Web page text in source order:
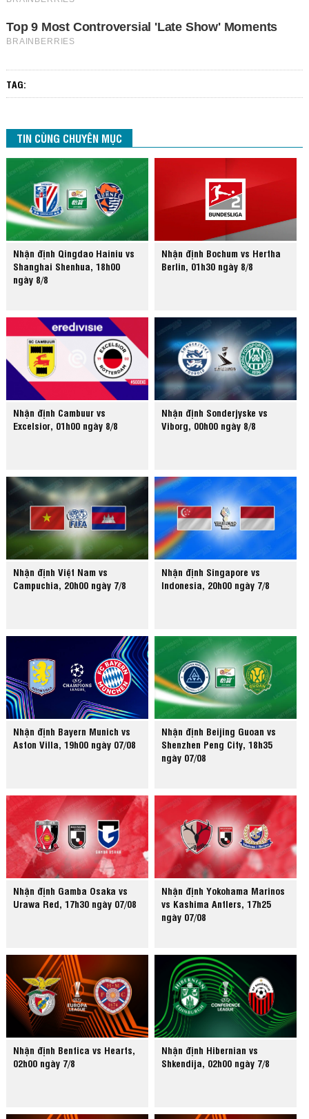
TAG:
TIN CÙNG CHUYÊN MỤC
Nhận định Qingdao Hainiu vs
Shanghai Shenhua, 18h00
ngày 8/8
Nhận định Bochum vs Hertha
Berlin, 01h30 ngày 8/8
Nhận định Cambuur vs
Excelsior, 01h00 ngày 8/8
Nhận định Sonderjyske vs
Viborg, 00h00 ngày 8/8
Nhận định Việt Nam vs
Campuchia, 20h00 ngày 7/8
Nhận định Singapore vs
Indonesia, 20h00 ngày 7/8
Nhận định Bayern Munich vs
Aston Villa, 19h00 ngày 07/08
Nhận định Beijing Guoan vs
Shenzhen Peng City, 18h35
ngày 07/08
Nhận định Gamba Osaka vs
Urawa Red, 17h30 ngày 07/08
Nhận định Yokohama Marinos
vs Kashima Antlers, 17h25
ngày 07/08
Nhận định Benfica vs Hearts,
02h00 ngày 7/8
Nhận định Hibernian vs
Shkendija, 02h00 ngày 7/8